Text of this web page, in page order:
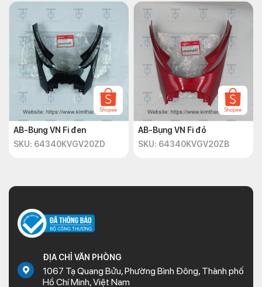
AB-Bụng VN Fi đen
SKU: 64340KVGV20ZD
AB-Bụng VN Fi đỏ
SKU: 64340KVGV20ZB
ĐỊA CHỈ VĂN PHÒNG
1067 Tạ Quang Bửu, Phường Bình Đông, Thành phố
Hồ Chí Minh, Việt Nam